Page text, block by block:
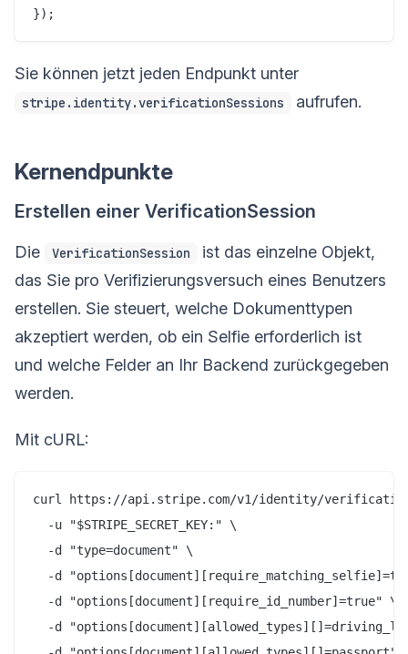
Sie können jetzt jeden Endpunkt unter
stripe.identity.verificationSessions aufrufen.
Kernendpunkte
Erstellen einer VerificationSession
Die VerificationSession
ist das einzelne Objekt,
das Sie pro Verifizierungsversuch eines Benutzers
erstellen. Sie steuert, welche Dokumenttypen
akzeptiert werden, ob ein Selfie erforderlich ist
und welche Felder an Ihr Backend zurückgegeben
werden.
Mit cURL:
curl https://api.stripe.com/v1/identity/
  -u "$STRIPE_SECRET_KEY:" \
  -d "type=document" \
-d
  -d "options[document][require_id_number]=true" \
-d